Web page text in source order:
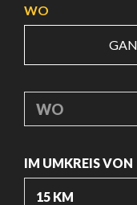
WO
WO
IM UMKREIS VON